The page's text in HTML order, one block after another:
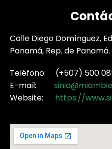
Calle Diego Domínguez,
Panamá, Rep. de Panamá.
Teléfono: (+507) 500
E-mail:
Website: https://